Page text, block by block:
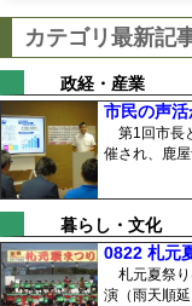
カテゴリ最新記
政経・産業
市民の声
第1回市長
催され、鹿
暮らし・文化
0822 札元
札元夏祭り
演（雨天順